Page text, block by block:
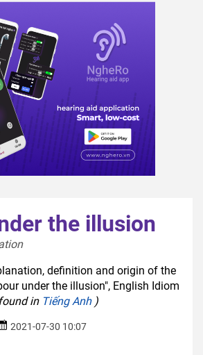
the illusion
definition and origin of the
under the illusion", English Idiom
in Tiếng Anh)
2021-07-30 10:07